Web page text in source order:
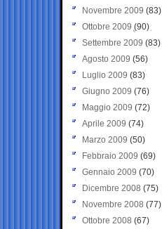
Novembre 2009 (83)
Ottobre 2009 (90)
Settembre 2009 (83)
Agosto 2009 (56)
Luglio 2009 (83)
Giugno 2009 (76)
Maggio 2009 (72)
Aprile 2009 (74)
Marzo 2009 (50)
Febbraio 2009 (69)
Gennaio 2009 (70)
Dicembre 2008 (75)
Novembre 2008 (77)
Ottobre 2008 (67)